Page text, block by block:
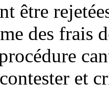
être
des frais
et